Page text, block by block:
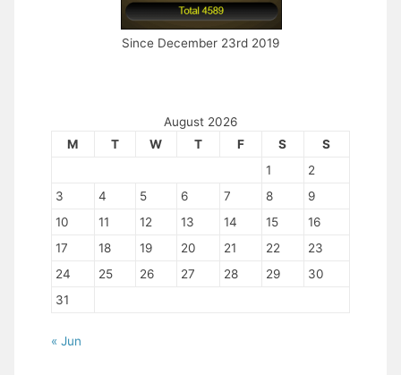
Since December 23rd 2019
August 2026
M
T W T F S
S
1
2
3
4 5 6 7 8
9
10
11 12 13 14 15
16
17
18 19 20 21 22
23
24
25 26 27 28 29
30
31
« Jun